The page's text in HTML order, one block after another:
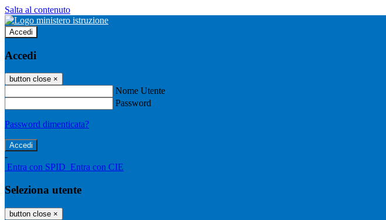
Salta al contenuto
Accedi
Accedi
button close ×
Nome Utente
Password
Password dimenticata?
-
Entra con SPID Entra con CIE
Seleziona utente
button close ×